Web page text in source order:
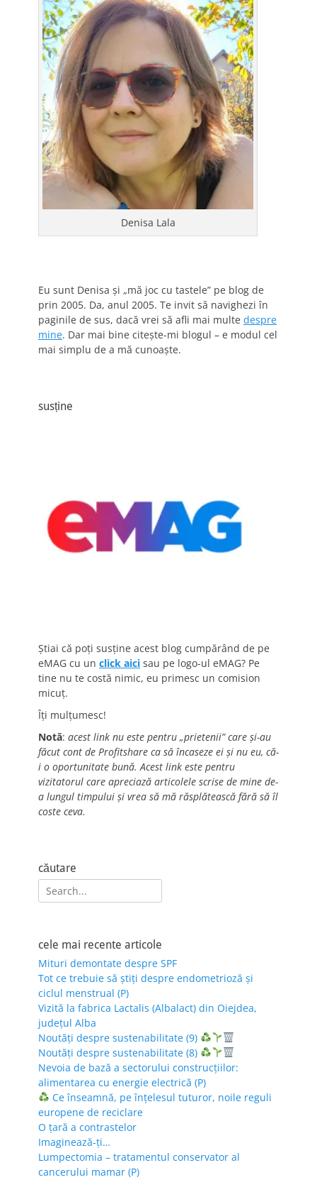
Denisa Lala
Eu sunt Denisa și „mă joc cu tastele” pe blog de
prin 2005. Da, anul 2005. Te invit să navighezi în
paginile de sus, dacă vrei să afli mai multe despre
mine. Dar mai bine citește-mi blogul – e modul cel
mai simplu de a mă cunoaște.
susține
Știai că poți susține acest blog cumpărând de pe
eMAG cu un click aici sau pe logo-ul eMAG? Pe
tine nu te costă nimic, eu primesc un comision
micuț.
Îți mulțumesc!
Notă: acest link nu este pentru „prietenii” care și-au
făcut cont de Profitshare ca să încaseze ei și nu eu, că-
i o oportunitate bună. Acest link este pentru
vizitatorul care apreciază articolele scrise de mine de-
a lungul timpului și vrea să mă răsplătească fără să îl
coste ceva.
căutare
Search
for:
cele mai recente articole
Mituri demontate despre SPF
Tot ce trebuie să știți despre endometrioză și
ciclul menstrual (P)
Vizită la fabrica Lactalis (Albalact) din Oiejdea,
județul Alba
Noutăți despre sustenabilitate (9)
Noutăți despre sustenabilitate (8)
Nevoia de bază a sectorului construcțiilor:
alimentarea cu energie electrică (P)
Ce înseamnă, pe înțelesul tuturor, noile reguli
europene de reciclare
O țară a contrastelor
Imaginează-ți…
Lumpectomia – tratamentul conservator al
cancerului mamar (P)